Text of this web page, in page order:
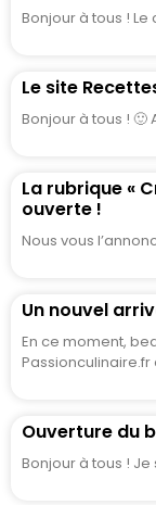
Bonjour à tous ! Le
Le site
Bonjour à tous ! 🙂
La rubrique «
ouverte !
Nous vous
Un nouvel
En ce moment,
Passionculinaire.fr
Ouverture du
Bonjour à tous !